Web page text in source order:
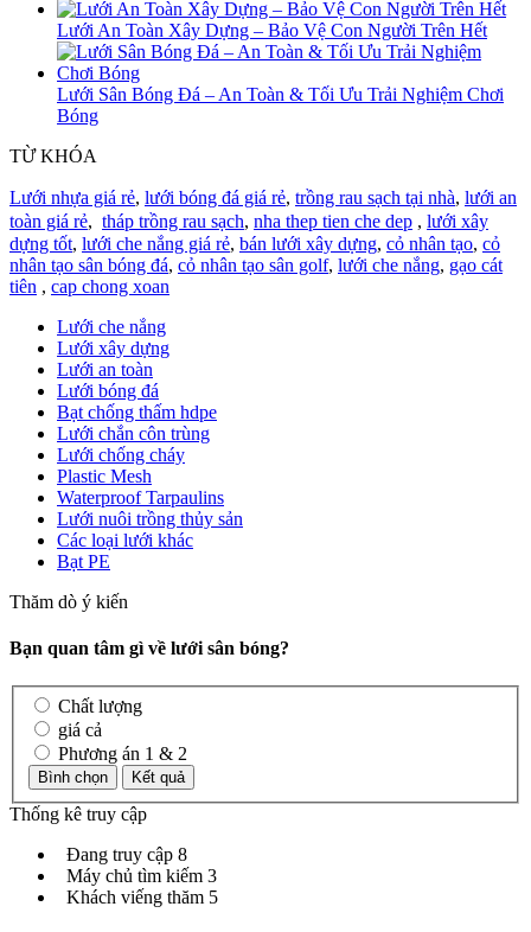
Lưới An Toàn Xây Dựng – Bảo Vệ Con Người Trên Hết
Lưới Sân Bóng Đá – An Toàn & Tối Ưu Trải Nghiệm Chơi
Bóng
TỪ KHÓA
Lưới nhựa giá rẻ, lưới bóng đá giá rẻ, trồng rau sạch tại nhà, lưới an
toàn giá rẻ, tháp trồng rau sạch, nha thep tien che dep , lưới xây
dựng tốt, lưới che nắng giá rẻ, bán lưới xây dựng, cỏ nhân tạo, cỏ
nhân tạo sân bóng đá, cỏ nhân tạo sân golf, lưới che nắng, gạo cát
tiên , cap chong xoan
Lưới che nắng
Lưới xây dựng
Lưới an toàn
Lưới bóng đá
Bạt chống thấm hdpe
Lưới chắn côn trùng
Lưới chống cháy
Plastic Mesh
Waterproof Tarpaulins
Lưới nuôi trồng thủy sản
Các loại lưới khác
Bạt PE
Thăm dò ý kiến
Bạn quan tâm gì về lưới sân bóng?
Chất lượng
giá cả
Phương án 1 & 2
Thống kê truy cập
Đang truy cập 8
Máy chủ tìm kiếm 3
Khách viếng thăm 5